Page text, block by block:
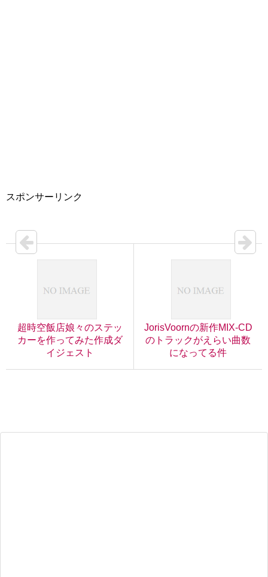
スポンサーリンク
超時空飯店娘々のステッ
カーを作ってみた作成ダ
イジェスト
JorisVoornの新作MIX-CD
のトラックがえらい曲数
になってる件